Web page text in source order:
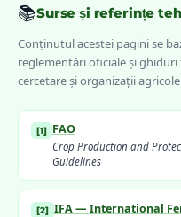
📚Surse și referințe
Conținutul acestei pagini se
reglementări oficiale și
cercetare și organizații
[1] FAO
Crop Production and
Guidelines
[2] IFA — International